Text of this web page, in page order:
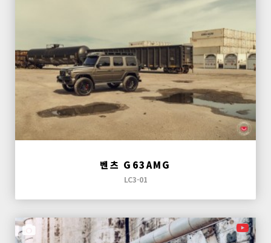
벤츠 G63AMG
LC3-01